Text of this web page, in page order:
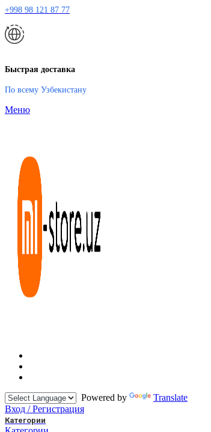
+998 98 121 87 77
Быстрая доставка
По всему Узбекистану
Меню
Powered by
Translate
Вход / Регистрация
Категории